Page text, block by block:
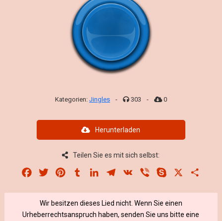
Kategorien: Jingles - 303 - 0
Herunterladen
Teilen Sie es mit sich selbst:
Facebook
Twitter PinterestTumblrLinkedInTelegram
VK Viber Skype
Wir besitzen dieses Lied nicht. Wenn Sie einen
Urheberrechtsanspruch haben, senden Sie uns bitte eine